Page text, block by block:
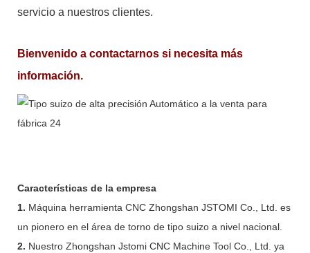
servicio a nuestros clientes.
Bienvenido a contactarnos si necesita más
información.
Características de la empresa
1. Máquina herramienta CNC Zhongshan JSTOMI Co., Ltd. es
un pionero en el área de torno de tipo suizo a nivel nacional.
2. Nuestro Zhongshan Jstomi CNC Machine Tool Co., Ltd. ya